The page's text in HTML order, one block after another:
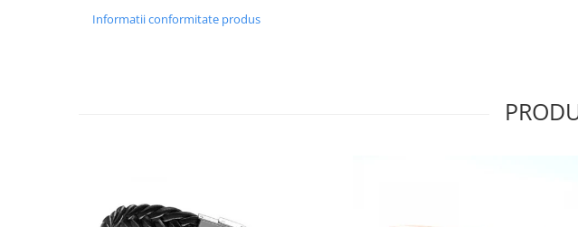
Informatii conformitate produs